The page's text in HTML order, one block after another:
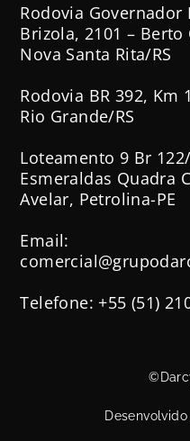
Rodovia Governador
Brizola, 2101 – Berto
Nova Santa Rita/RS
Rodovia BR 392, Km
Rio Grande/RS
Loteamento 9 Br
Esmeraldas Quadra
Avelar, Petrolina-PE
Email:
Telefone: +55 (51)